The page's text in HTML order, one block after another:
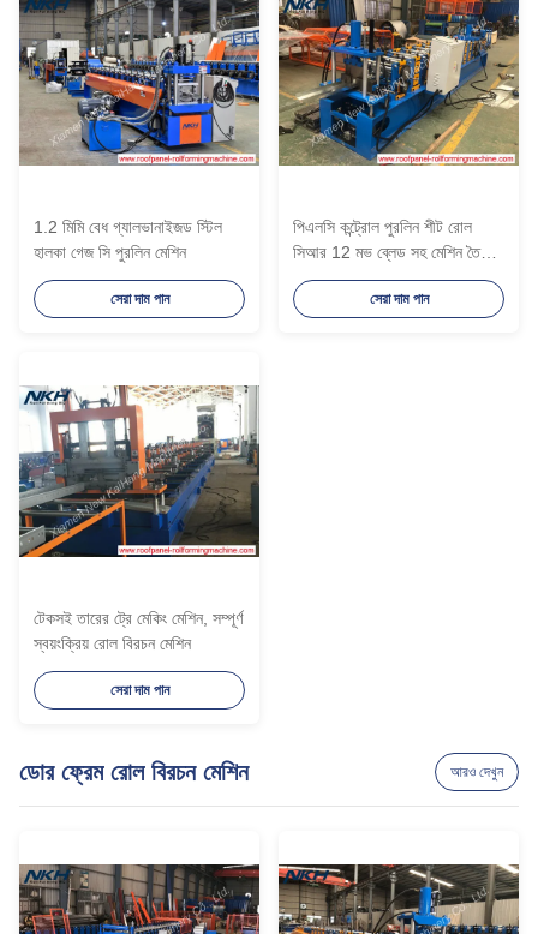
1.2 মিমি বেধ গ্যালভানাইজড স্টিল
হালকা গেজ সি পুরলিন মেশিন
সেরা দাম পান
পিএলসি কন্ট্রোল পুরলিন শীট রোল
সিআর 12 মভ ব্লেড সহ মেশিন তৈরি
করছে
সেরা দাম পান
টেকসই তারের ট্রে মেকিং মেশিন, সম্পূর্ণ
স্বয়ংক্রিয় রোল বিরচন মেশিন
সেরা দাম পান
ডোর ফ্রেম রোল বিরচন মেশিন আরও দেখুন